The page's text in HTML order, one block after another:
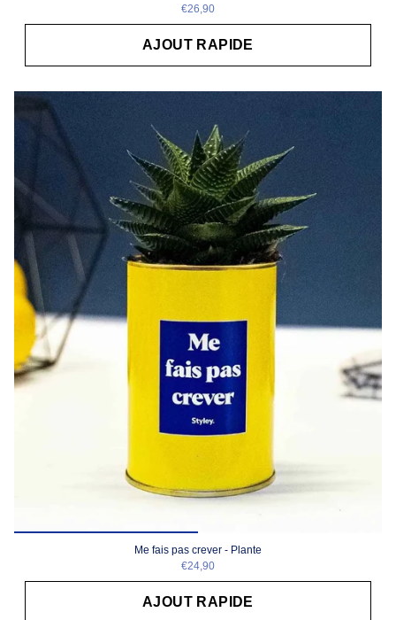
€26,90
AJOUT RAPIDE
Me fais pas crever - Plante
€24,90
AJOUT RAPIDE